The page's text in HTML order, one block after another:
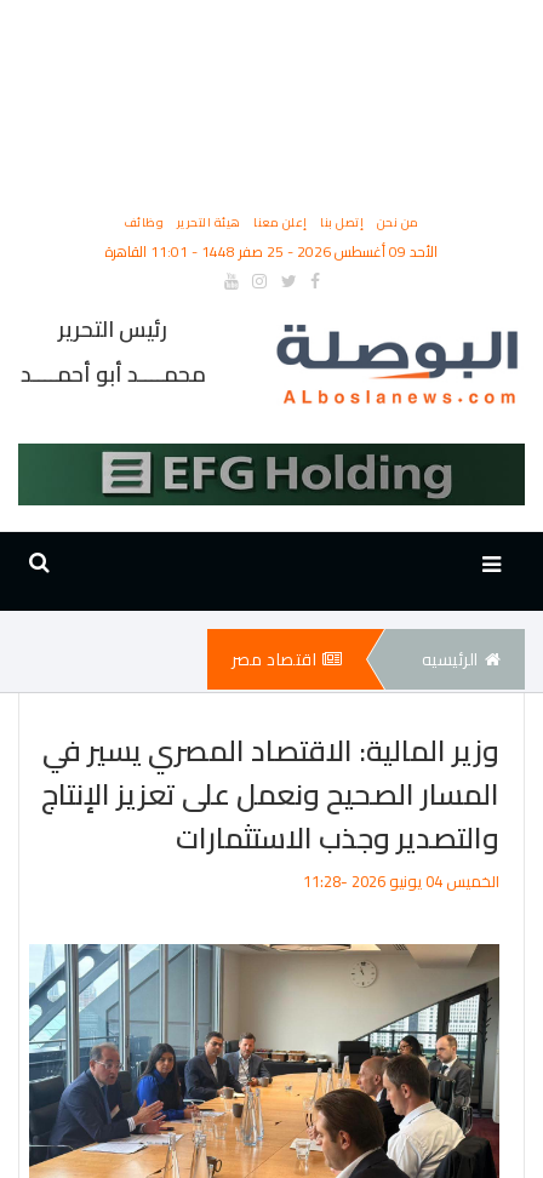
من نحن إتصل بنا إعلن معنا هيئة التحرير وظائف
الأحد 09 أغسطس 2026 - 25 صفر 1448 - 11:01 القاهرة
رئيس التحرير
محمــــد أبو أحمــــد
الرئيسيه اقتصاد مصر
وزير المالية: الاقتصاد المصري يسير في
المسار الصحيح ونعمل على تعزيز الإنتاج
والتصدير وجذب الاستثمارات
الخميس 04 يونيو 2026 -11:28